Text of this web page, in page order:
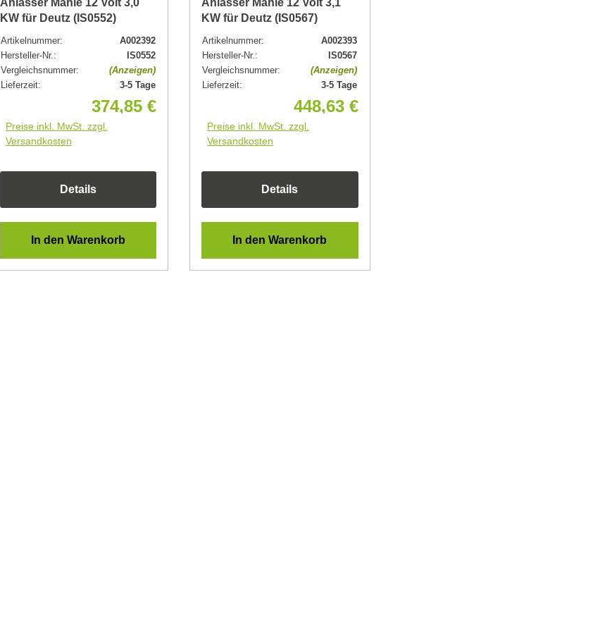
Anlasser Mahle 12 Volt 3,0
KW für Deutz (IS0552)
Artikelnummer:
A002392
Hersteller-Nr.:
IS0552
Vergleichsnummer:
(Anzeigen)
Lieferzeit:
3-5 Tage
374,85 €
Preise inkl. MwSt. zzgl.
Versandkosten
Details
In den Warenkorb
Anlasser Mahle 12 Volt 3,1
KW für Deutz (IS0567)
Artikelnummer:
A002393
Hersteller-Nr.:
IS0567
Vergleichsnummer:
(Anzeigen)
Lieferzeit:
3-5 Tage
448,63 €
Preise inkl. MwSt. zzgl.
Versandkosten
Details
In den Warenkorb